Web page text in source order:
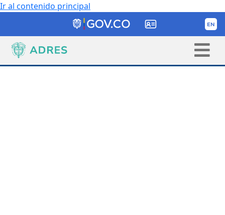
Ir al contenido principal